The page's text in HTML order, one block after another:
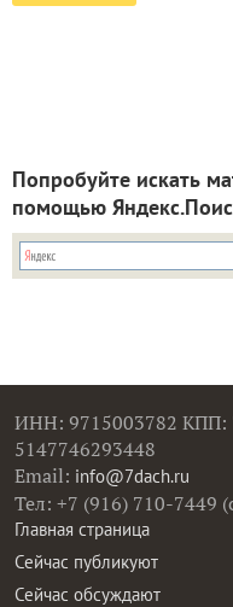
Попробуйте искать
помощью
ИНН: 9715003782 КПП:
5147746293448
Email: info@7dach.ru
Тел: +7 (916) 710-7449
Главная страница
Сейчас публикуют
Сейчас обсуждают